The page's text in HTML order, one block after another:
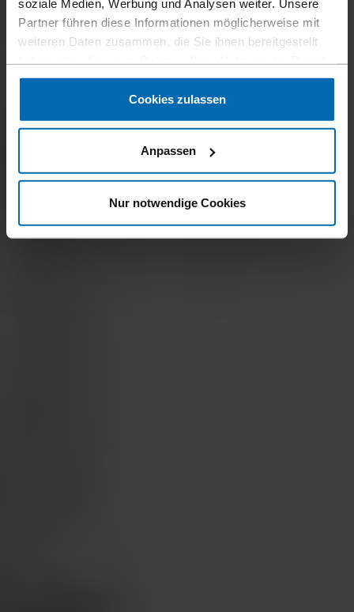
soziale Medien, Werbung und Analysen weiter. Unsere
Partner führen diese Informationen möglicherweise mit
weiteren Daten zusammen, die Sie ihnen bereitgestellt
gesammelt haben.
Cookies zulassen
Anpassen
Nur notwendige Cookies